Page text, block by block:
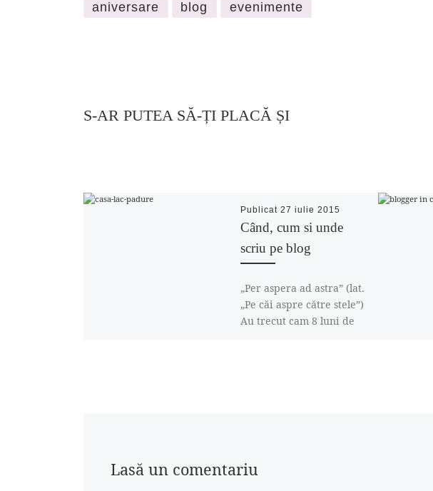
aniversare blog evenimente
S-AR PUTEA SĂ-ȚI PLACĂ ȘI
Publicat27 iulie 2015
Când, cum si unde
scriu pe blog
„Per aspera ad astra” (lat.
„Pe căi aspre către stele”)
Au trecut cam 8 luni de
Lasă un comentariu